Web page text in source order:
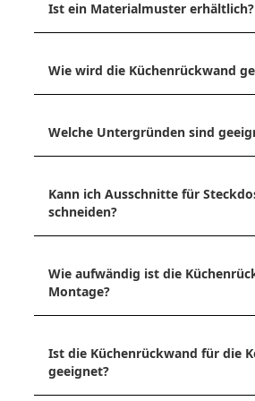
Ist ein Materialmuster erhältlich?
Wie wird die Küchenrückwand
Welche Untergründen sind
Kann ich Ausschnitte für
schneiden?
Wie aufwändig ist die
Montage?
Ist die Küchenrückwand für die
geeignet?